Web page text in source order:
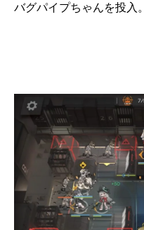
バグパイプちゃんを投入。